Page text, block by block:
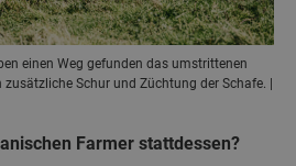
einen Weg gefunden das umstrittenen
Schur und Züchtung der Schafe. |
Farmer stattdessen?